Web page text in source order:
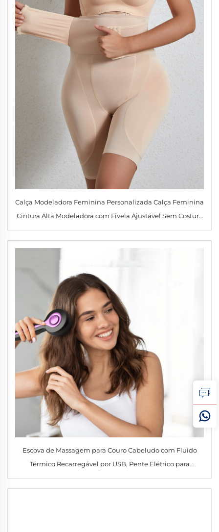
Calça Modeladora Feminina Personalizada Calça Feminina
Cintura Alta Modeladora com Fivela Ajustável Sem Costura
para Levantar o Quadril e Definir a Cintura
Escova de Massagem para Couro Cabeludo com Fluido
Térmico Recarregável por USB, Pente Elétrico para
Aplicação de Óleo Capilar para Crescimento do Cabelo